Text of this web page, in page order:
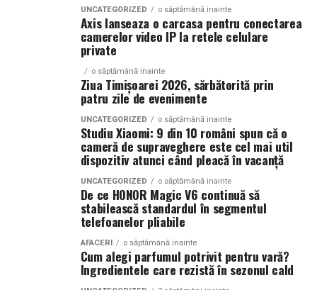
primit aceeași provocare: să creeze fără reguli, fără
constrângeri comerciale și fără limitări de cost.
Rezultatul este o colecție de parfumuri moderne,
construite în jurul creativității și al ingredientelor
Pentru cei care vor să descopere mai mult decât
parfumul din sticlă, Oriflame a lansat și o serie
episoade disponibile pe YouTube, unde poate fi urmărit
întregul proces de creație, de la inspirație și alegerea
ingredientelor până la competiția dintre parfumieri.
Ce parfum alegi vara?Nu există un răspuns universal.
Dacă îți plac parfumurile proaspete, citrice și energice,
ingredientele precum lime-ul sunt alegerea ideală. Dacă
preferi aromele calde, exotice și cu personalitate, notele
de smochină, cocos și lemn de santal sunt perfecte
achizitia de echipamente moderne sau dezvoltarea unor
sisteme eficiente de distributie a produselor agricole.
Valorificarea mai eficienta a productiei
Pentru multi fermieri, comercializarea produselor
reprezinta una dintre cele mai mari provocari.
Cooperativele contribuie la organizarea procesului de
colectare, sortare, ambalare si promovare a productiei,
astfel incat produsele sa ajunga pe piata in conditii
In plus, prin procesarea materiilor prime – lapte, fructe,
legume sau cereale – membrii cooperativei pot obtine
produse cu valoare adaugata mai mare si, implicit,
venituri superioare.
UNCATEGORIZED o săptămână inainte
Axis lanseaza o carcasa pentru conectarea
camerelor video IP la retele celulare
private
o săptămână inainte
Ziua Timișoarei 2026, sărbătorită prin
patru zile de evenimente
UNCATEGORIZED o săptămână inainte
Studiu Xiaomi: 9 din 10 români spun că o
cameră de supraveghere este cel mai util
dispozitiv atunci când pleacă în vacanță
UNCATEGORIZED o săptămână inainte
De ce HONOR Magic V6 continuă să
stabilească standardul în segmentul
telefoanelor pliabile
AFACERI o săptămână inainte
Cum alegi parfumul potrivit pentru vară?
Ingredientele care rezistă în sezonul cald